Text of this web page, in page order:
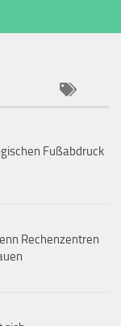
Fußabdruck
Rechenzentren